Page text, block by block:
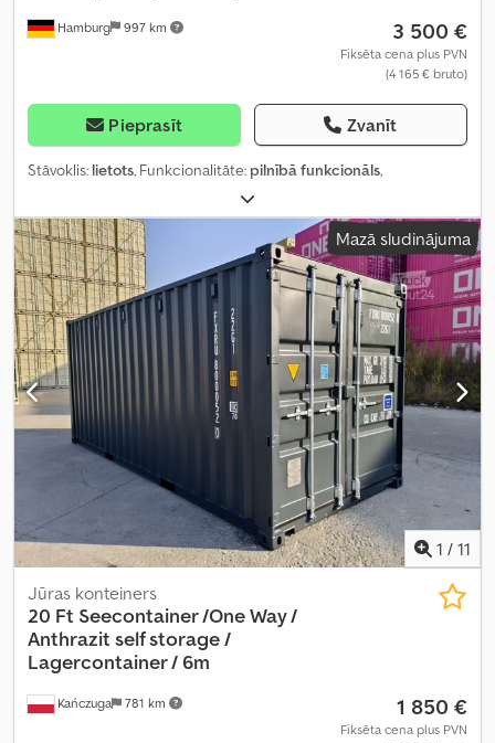
Hamburg 997 km 3 500 €
Fiksēta cena plus PVN
(4 165 € bruto)
Pieprasīt Zvanīt
Stāvoklis: lietots, Funkcionalitāte: pilnībā funkcionāls,
Mazā sludinājuma
1 / 11
Kańczuga 781 km
Jūras konteiners
20 Ft Seecontainer /One Way /
Anthrazit self storage /
Lagercontainer / 6m
1 850 €
Fiksēta cena plus PVN